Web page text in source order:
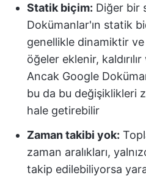
Statik biçim: Diğer bir
Dokümanlar'ın statik
genellikle dinamiktir ve
öğeler eklenir,
Ancak Google
bu da bu değişiklikleri
hale getirebilir
Zaman takibi yok:
zaman aralıkları,
takip edilebiliyorsa